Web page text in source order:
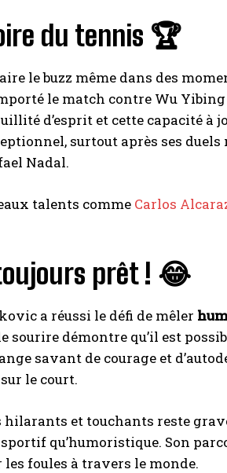
du tennis 🏆
le buzz même dans des
le match contre Wu
d’esprit et cette capacité à
surtout après ses duels
Nadal.
talents comme Carlos
prêt ! 😂
a réussi le défi de mêler
démontre qu’il est
savant de courage et
le court.
hilarants et touchants reste
qu’humoristique. Son
foules à travers le monde.